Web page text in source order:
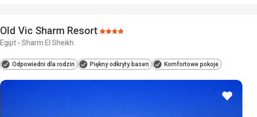
Old Vic Sharm Resort Ocena:
Egipt - Sharm El Sheikh
Odpowiedni dla rodzin Piękny odkryty basen Komfortowe pokoje
dodaj